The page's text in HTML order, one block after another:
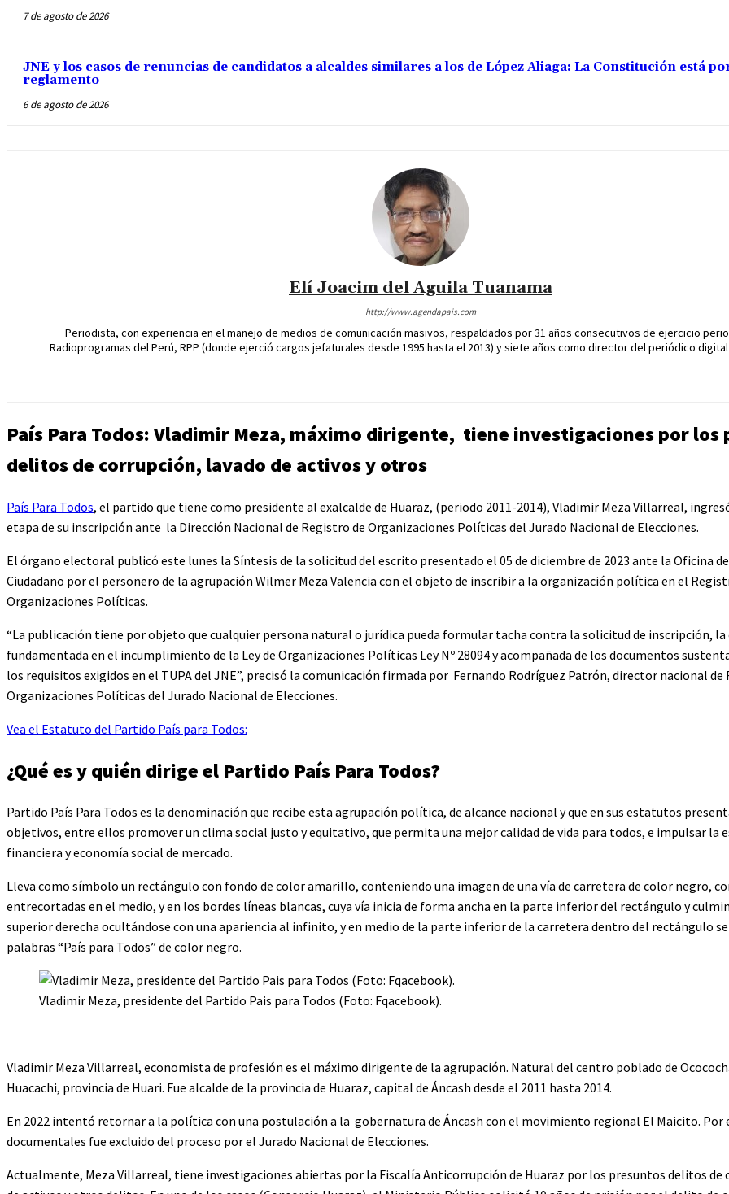
7 de agosto de 2026
JNE y los casos de renuncias de candidatos a alcaldes similares a los de López Aliaga: La Constitución está
reglamento
6 de agosto de 2026
Elí Joacim del Aguila Tuanama
http://www.agendapais.com
Periodista, con experiencia en el manejo de medios de comunicación masivos, respaldados por 31 años consecutivos de ejercicio
Radioprogramas del Perú, RPP (donde ejerció cargos jefaturales desde 1995 hasta el 2013) y siete años como director del periódico digital
País Para Todos: Vladimir Meza, máximo dirigente, tiene investigaciones por los
delitos de corrupción, lavado de activos y otros
País Para Todos, el partido que tiene como presidente al exalcalde de Huaraz, (periodo 2011-2014), Vladimir Meza Villarreal,
etapa de su inscripción ante la Dirección Nacional de Registro de Organizaciones Políticas del Jurado Nacional de Elecciones.
El órgano electoral publicó este lunes la Síntesis de la solicitud del escrito presentado el 05 de diciembre de 2023 ante la Oficina
Ciudadano por el personero de la agrupación Wilmer Meza Valencia con el objeto de inscribir a la organización política en el
Organizaciones Políticas.
“La publicación tiene por objeto que cualquier persona natural o jurídica pueda formular tacha contra la solicitud de inscripción, la
fundamentada en el incumplimiento de la Ley de Organizaciones Políticas Ley Nº 28094 y acompañada de los documentos
los requisitos exigidos en el TUPA del JNE”, precisó la comunicación firmada por Fernando Rodríguez Patrón, director nacional de
Organizaciones Políticas del Jurado Nacional de Elecciones.
Vea el Estatuto del Partido País para Todos:
¿Qué es y quién dirige el Partido País Para Todos?
Partido País Para Todos es la denominación que recibe esta agrupación política, de alcance nacional y que en sus estatutos
objetivos, entre ellos promover un clima social justo y equitativo, que permita una mejor calidad de vida para todos, e impulsar la
financiera y economía social de mercado.
Lleva como símbolo un rectángulo con fondo de color amarillo, conteniendo una imagen de una vía de carretera de color negro,
entrecortadas en el medio, y en los bordes líneas blancas, cuya vía inicia de forma ancha en la parte inferior del rectángulo y
superior derecha ocultándose con una apariencia al infinito, y en medio de la parte inferior de la carretera dentro del rectángulo
palabras “País para Todos” de color negro.
Vladimir Meza, presidente del Partido Pais para Todos (Foto: Fqacebook).
Vladimir Meza Villarreal, economista de profesión es el máximo dirigente de la agrupación. Natural del centro poblado de
Huacachi, provincia de Huari. Fue alcalde de la provincia de Huaraz, capital de Áncash desde el 2011 hasta 2014.
En 2022 intentó retornar a la política con una postulación a la gobernatura de Áncash con el movimiento regional El Maicito. Por
documentales fue excluido del proceso por el Jurado Nacional de Elecciones.
Actualmente, Meza Villarreal, tiene investigaciones abiertas por la Fiscalía Anticorrupción de Huaraz por los presuntos delitos de